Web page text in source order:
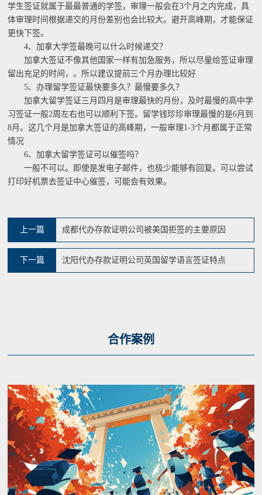
学生签证就属于最最普通的学签，审理一般会在3个月之内完成，具
体审理时间根据递交的月份差别也会比较大。避开高峰期，才能保证
更快下签。
4、加拿大学签最晚可以什么时候递交？
加拿大签证不像其他国家一样有加急服务，所以尽量给签证审理
留出充足的时间，。所以建议提前三个月办理比较好
5、办理留学签证最快要多久？最慢要多久？
加拿大留学签证三月四月是审理最快的月份，及时最慢的高中学
习签证一般2周左右也可以顺利下签。留学钱珍珍审理最慢的是6月到
8月。这几个月是加拿大签证的高峰期，一般审理1-3个月都属于正常
情况
6、加拿大留学签证可以催签吗？
一般不可以。即使是发电子邮件，也极少能够有回复。可以尝试
打印好机票去签证中心催签，可能会有效果。
上一篇 成都代办存款证明公司被美国拒签的主要原因
沈阳代办存款证明公司英国留学语言签证特点
下一篇
合作案例